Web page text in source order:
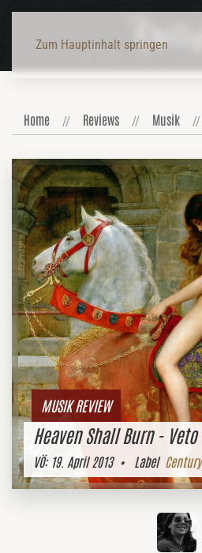
Zum Hauptinhalt springen
Home Reviews Musik
MUSIK REVIEW
Heaven Shall Burn - Veto
VÖ:19. April 2013• Label